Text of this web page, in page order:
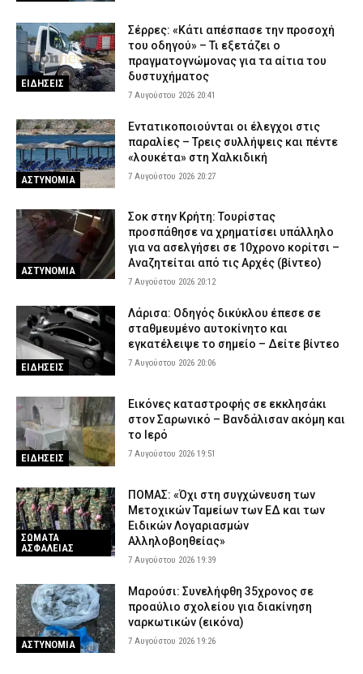
ΕΙΔΗΣΕΙΣ
Σέρρες: «Κάτι απέσπασε την προσοχή
του οδηγού» – Τι εξετάζει ο
πραγματογνώμονας για τα αίτια του
δυστυχήματος
7 Αυγούστου 2026 20:41
ΑΣΤΥΝΟΜΙΑ
Εντατικοποιούνται οι έλεγχοι στις
παραλίες – Τρεις συλλήψεις και πέντε
«λουκέτα» στη Χαλκιδική
7 Αυγούστου 2026 20:27
ΑΣΤΥΝΟΜΙΑ
Σοκ στην Κρήτη: Τουρίστας
προσπάθησε να χρηματίσει υπάλληλο
για να ασελγήσει σε 10χρονο κορίτσι –
Αναζητείται από τις Αρχές (βίντεο)
7 Αυγούστου 2026 20:12
ΕΙΔΗΣΕΙΣ
Λάρισα: Οδηγός δικύκλου έπεσε σε
σταθμευμένο αυτοκίνητο και
εγκατέλειψε το σημείο – Δείτε βίντεο
7 Αυγούστου 2026 20:06
ΕΙΔΗΣΕΙΣ
Εικόνες καταστροφής σε εκκλησάκι
στον Σαρωνικό – Βανδάλισαν ακόμη και
το Ιερό
7 Αυγούστου 2026 19:51
ΣΩΜΑΤΑ
ΑΣΦΑΛΕΙΑΣ
ΠΟΜΑΣ: «Όχι στη συγχώνευση των
Μετοχικών Ταμείων των ΕΔ και των
Ειδικών Λογαριασμών
Αλληλοβοηθείας»
7 Αυγούστου 2026 19:39
ΑΣΤΥΝΟΜΙΑ
Μαρούσι: Συνελήφθη 35χρονος σε
προαύλιο σχολείου για διακίνηση
ναρκωτικών (εικόνα)
7 Αυγούστου 2026 19:26